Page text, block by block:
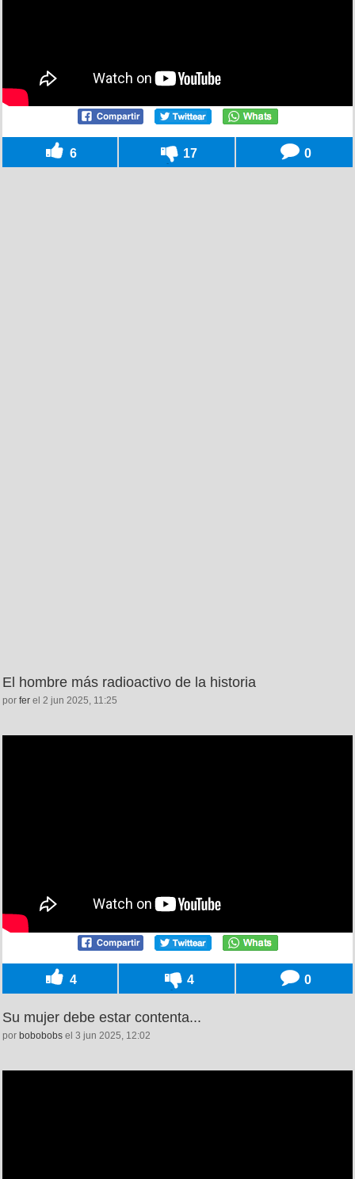
6 17 0
El hombre más radioactivo de la historia
por fer el 2 jun 2025, 11:25
4 4 0
Su mujer debe estar contenta...
por bobobobs el 3 jun 2025, 12:02